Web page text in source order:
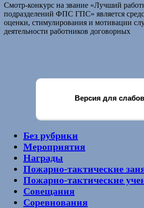
Смотр-конкурс на звание «Лучший
подразделений ФПС ГПС» является
оценки, стимулирования и мотивации
деятельности работников договорных
Версия для
Без рубрики
Мероприятия
Награды
Пожарно-тактические
Пожарно-тактические
Совещания
Соревнования